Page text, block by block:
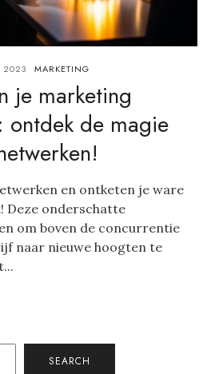
2023 MARKETING
je marketing
ontdek de magie
en ontketen je ware
Deze onderschatte
om boven de concurrentie
naar nieuwe hoogten te
SEARCH